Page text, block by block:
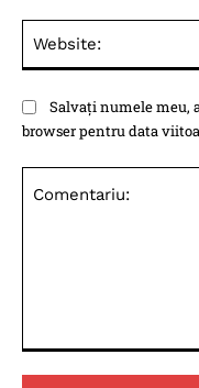
Salvați numele meu,
browser pentru data